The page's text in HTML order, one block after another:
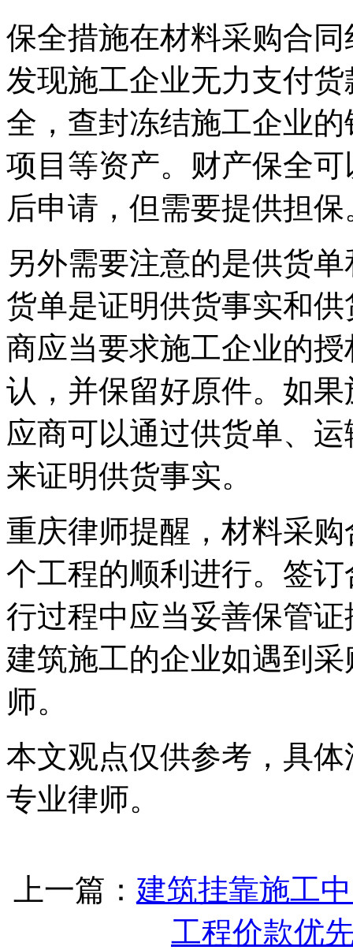
保全措施在材料采购合
发现施工企业无力支付
全，查封冻结施工企业
项目等资产。财产保全
后申请，但需要提供担保
另外需要注意的是供货
货单是证明供货事实和
商应当要求施工企业的
认，并保留好原件。如
应商可以通过供货单、
来证明供货事实。
重庆律师提醒，材料采
个工程的顺利进行。签
行过程中应当妥善保管
建筑施工的企业如遇到
师。
本文观点仅供参考，具
专业律师。
上一篇： 建筑挂靠施工
工程价款优